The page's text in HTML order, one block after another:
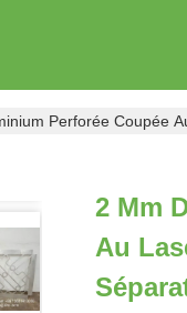
Perforée Coupée
2 Mm
Au